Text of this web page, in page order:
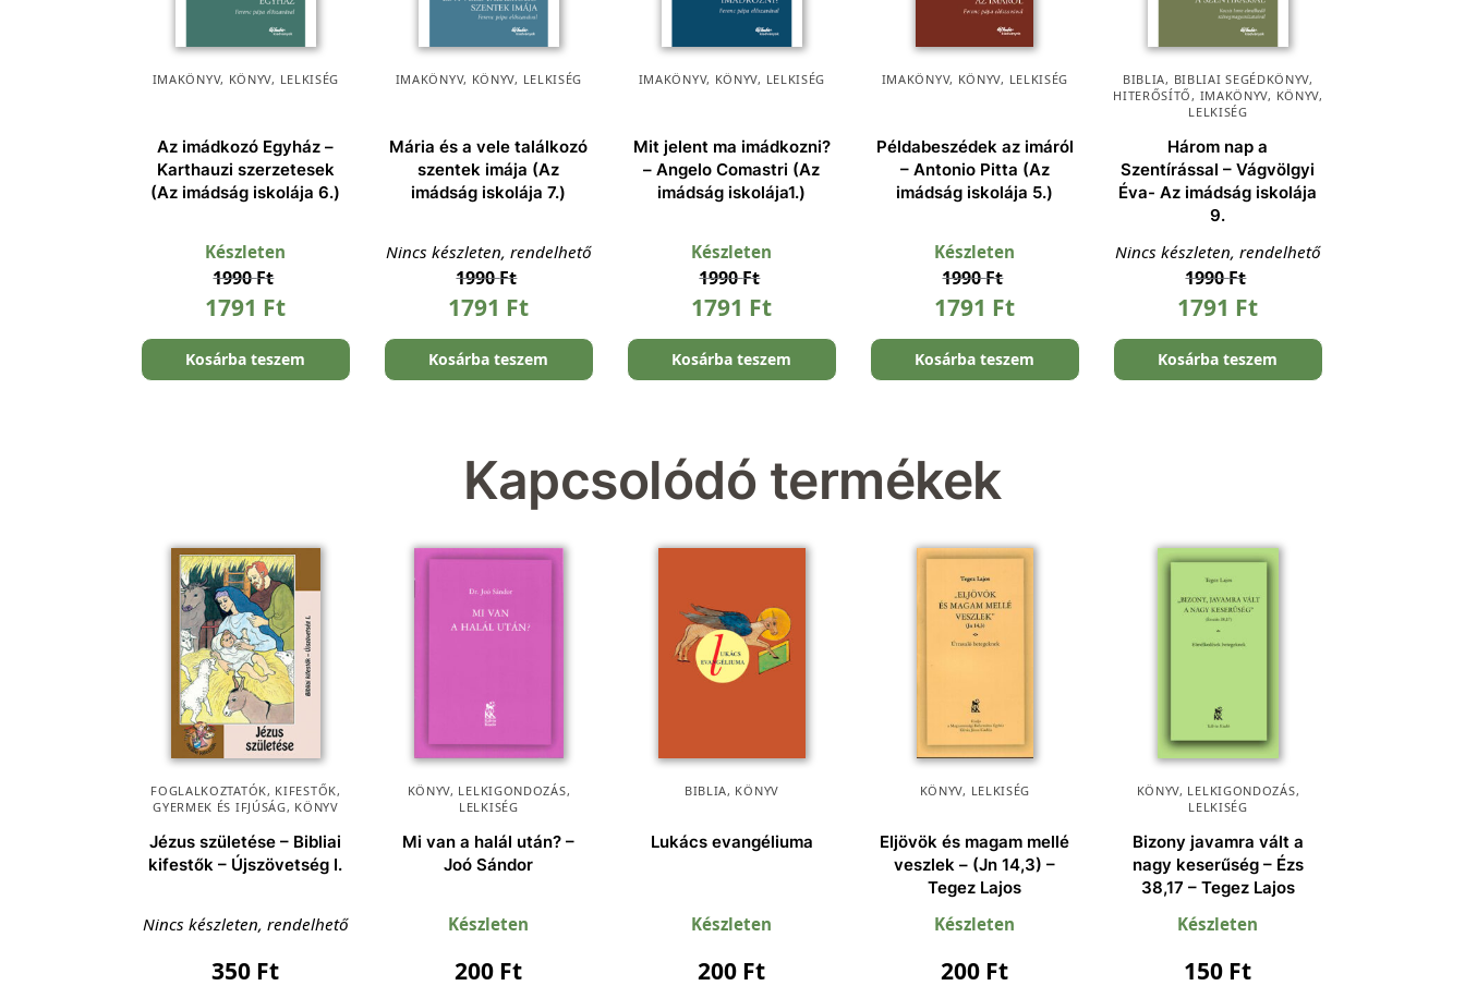
IMAKÖNYV, KÖNYV, LELKISÉG
Az imádkozó Egyház –
Karthauzi szerzetesek
(Az imádság iskolája 6.)
Készleten
1990Ft
1791 Ft
Kosárba teszem
IMAKÖNYV, KÖNYV, LELKISÉG
Mária és a vele találkozó
szentek imája (Az
imádság iskolája 7.)
Nincs készleten, rendelhető
1990Ft
1791 Ft
Kosárba teszem
IMAKÖNYV, KÖNYV, LELKISÉG
Mit jelent ma imádkozni?
– Angelo Comastri (Az
imádság iskolája1.)
Készleten
1990Ft
1791 Ft
Kosárba teszem
IMAKÖNYV, KÖNYV, LELKISÉG
Példabeszédek az imáról
– Antonio Pitta (Az
imádság iskolája 5.)
Készleten
1990Ft
1791 Ft
Kosárba teszem
BIBLIA, BIBLIAI SEGÉDKÖNYV,
HITERŐSÍTŐ, IMAKÖNYV, KÖNYV,
LELKISÉG
Három nap a
Szentírással – Vágvölgyi
Éva- Az imádság iskolája
9.
Nincs készleten, rendelhető
1990Ft
1791 Ft
Kosárba teszem
Kapcsolódó termékek
FOGLALKOZTATÓK, KIFESTŐK,
GYERMEK ÉS IFJÚSÁG, KÖNYV
Jézus születése – Bibliai
kifestők – Újszövetség I.
Nincs készleten, rendelhető
350 Ft
KÖNYV, LELKIGONDOZÁS,
LELKISÉG
Mi van a halál után? –
Joó Sándor
Készleten
200 Ft
BIBLIA, KÖNYV
Lukács evangéliuma
Készleten
200 Ft
KÖNYV, LELKISÉG
Eljövök és magam mellé
veszlek – (Jn 14,3) –
Tegez Lajos
Készleten
200 Ft
KÖNYV, LELKIGONDOZÁS,
LELKISÉG
Bizony javamra vált a
nagy keserűség – Ézs
38,17 – Tegez Lajos
Készleten
150 Ft